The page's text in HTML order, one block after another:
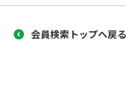
会員検索トップへ戻る